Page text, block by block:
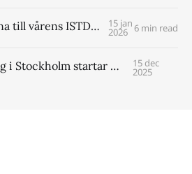
Varmt välkomna till vårens ISTDP Academy! 15 jan
2026 6 min read
Coreutbildning i Stockholm startar 2026 15 dec
2025